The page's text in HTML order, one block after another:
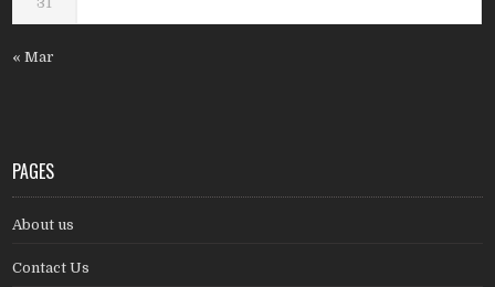
« Mar
PAGES
About us
Contact Us